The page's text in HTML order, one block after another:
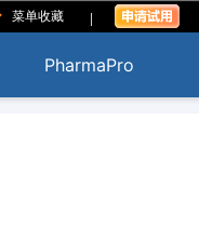
菜单收藏 |
PharmaPro